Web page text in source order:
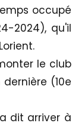
occupé
2024), qu'il
le club
(10e
dit arriver à